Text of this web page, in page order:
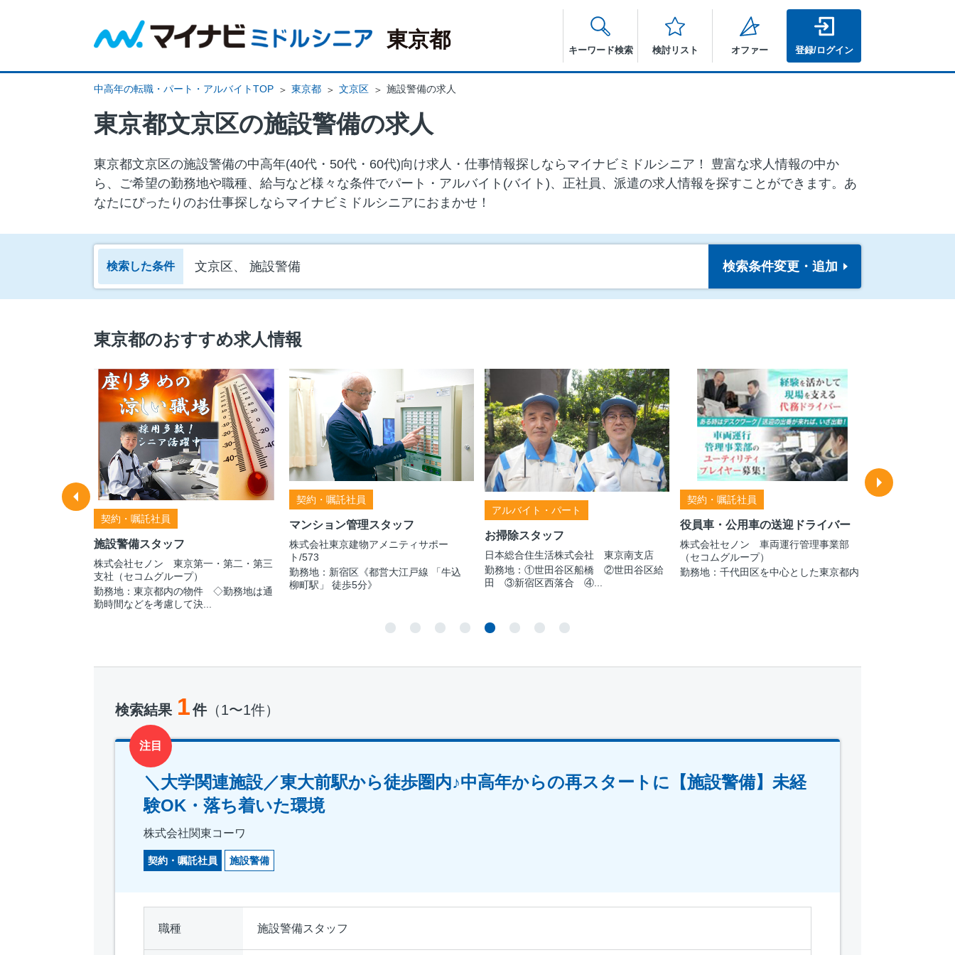
東京都 キーワード検索 検討リスト オファー 登録/ログイン
中高年の転職・パート・アルバイトTOP 東京都 文京区 施設警備の求人
東京都文京区の施設警備の求人
東京都文京区の施設警備の中⾼年(40代・50代・60代)向け求⼈・仕事情報探しならマイナビミドルシニア！ 豊富な求人情報の中か
ら、ご希望の勤務地や職種、給与など様々な条件でパート・アルバイト(バイト)、正社員、派遣の求人情報を探すことができます。あ
なたにぴったりのお仕事探しならマイナビミドルシニアにおまかせ！
検索した条件 文京区、 施設警備 検索条件変更・追加
東京都のおすすめ求人情報
契約・嘱託社員
施設警備スタッフ
株式会社セノン 東京第一・第二・第三
支社（セコムグループ）
勤務地：東京都内の物件 ◇勤務地は通
勤時間などを考慮して決...
契約・嘱託社員
マンション管理スタッフ
株式会社東京建物アメニティサポー
ト/573
勤務地：新宿区《都営大江戸線 「牛込
柳町駅」 徒歩5分》
アルバイト・パート
お掃除スタッフ
日本総合住生活株式会社 東京南支店
勤務地：①世田谷区船橋 ②世田谷区給
田 ③新宿区西落合 ④...
契約・嘱託社員
役員車・公用車の送迎ドライバー
株式会社セノン 車両運行管理事業部
（セコムグループ）
勤務地：千代田区を中心とした東京都内
契約・嘱託社員
検索結果 1件（1〜1件）
注目
＼大学関連施設／東大前駅から徒歩圏内♪中高年からの再スタートに【施設警備】未経
験OK・落ち着いた環境
株式会社関東コーワ
契約・嘱託社員 施設警備
職種 施設警備スタッフ